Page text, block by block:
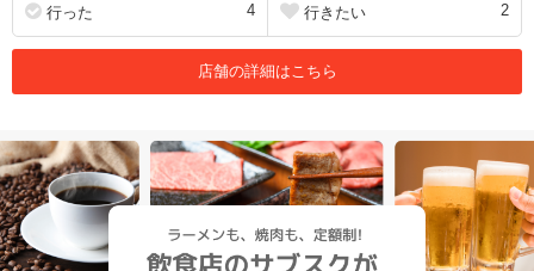
行った 4 行きたい 2
店舗の詳細はこちら